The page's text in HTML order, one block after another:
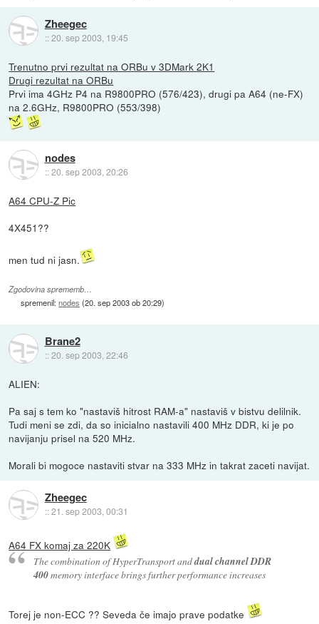
Zheegec
::20. sep 2003, 19:45
Trenutno prvi rezultat na ORBu v 3DMark 2K1
Drugi rezultat na ORBu
Prvi ima 4GHz P4 na R9800PRO (576/423), drugi pa A64 (ne-FX)
na 2.6GHz, R9800PRO (553/398)
nodes
::20. sep 2003, 20:26
A64 CPU-Z Pic
4X451??
men tud ni jasn.
Zgodovina sprememb…
spremenil:nodes (20. sep 2003 ob 20:29)
Brane2
::20. sep 2003, 22:46
ALIEN:
Pa saj s tem ko "nastaviš hitrost RAM-a" nastaviš v bistvu delilnik.
Tudi meni se zdi, da so inicialno nastavili 400 MHz DDR, ki je po
navijanju prisel na 520 MHz.
Morali bi mogoce nastaviti stvar na 333 MHz in takrat zaceti navijat.
Zheegec
::21. sep 2003, 00:31
A64 FX komaj za 220K
The combination of HyperTransport anddual channel DDR
400memory interface brings further performance increases
Torej je non-ECC ?? Seveda če imajo prave podatke